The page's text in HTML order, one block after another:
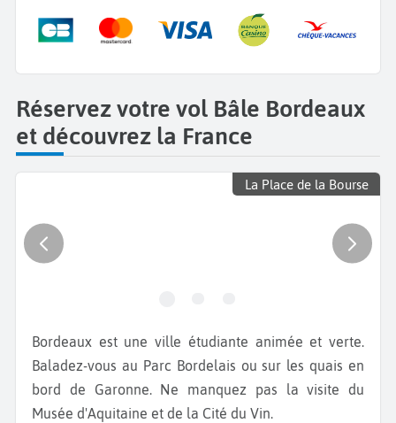
Réservez votre vol Bâle Bordeaux
et découvrez la France
La Place de la Bourse
Bordeaux est une ville étudiante animée et verte.
Baladez-vous au Parc Bordelais ou sur les quais en
bord de Garonne. Ne manquez pas la visite du
Musée d'Aquitaine et de la Cité du Vin.